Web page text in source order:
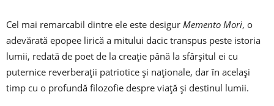
Cel mai remarcabil dintre ele este desigur Memento Mori, o
adevărată epopee lirică a mitului dacic transpus peste istoria
lumii, redată de poet de la creație până la sfârșitul ei cu
puternice reverberații patriotice și naționale, dar în același
timp cu o profundă filozofie despre viață și destinul lumii.